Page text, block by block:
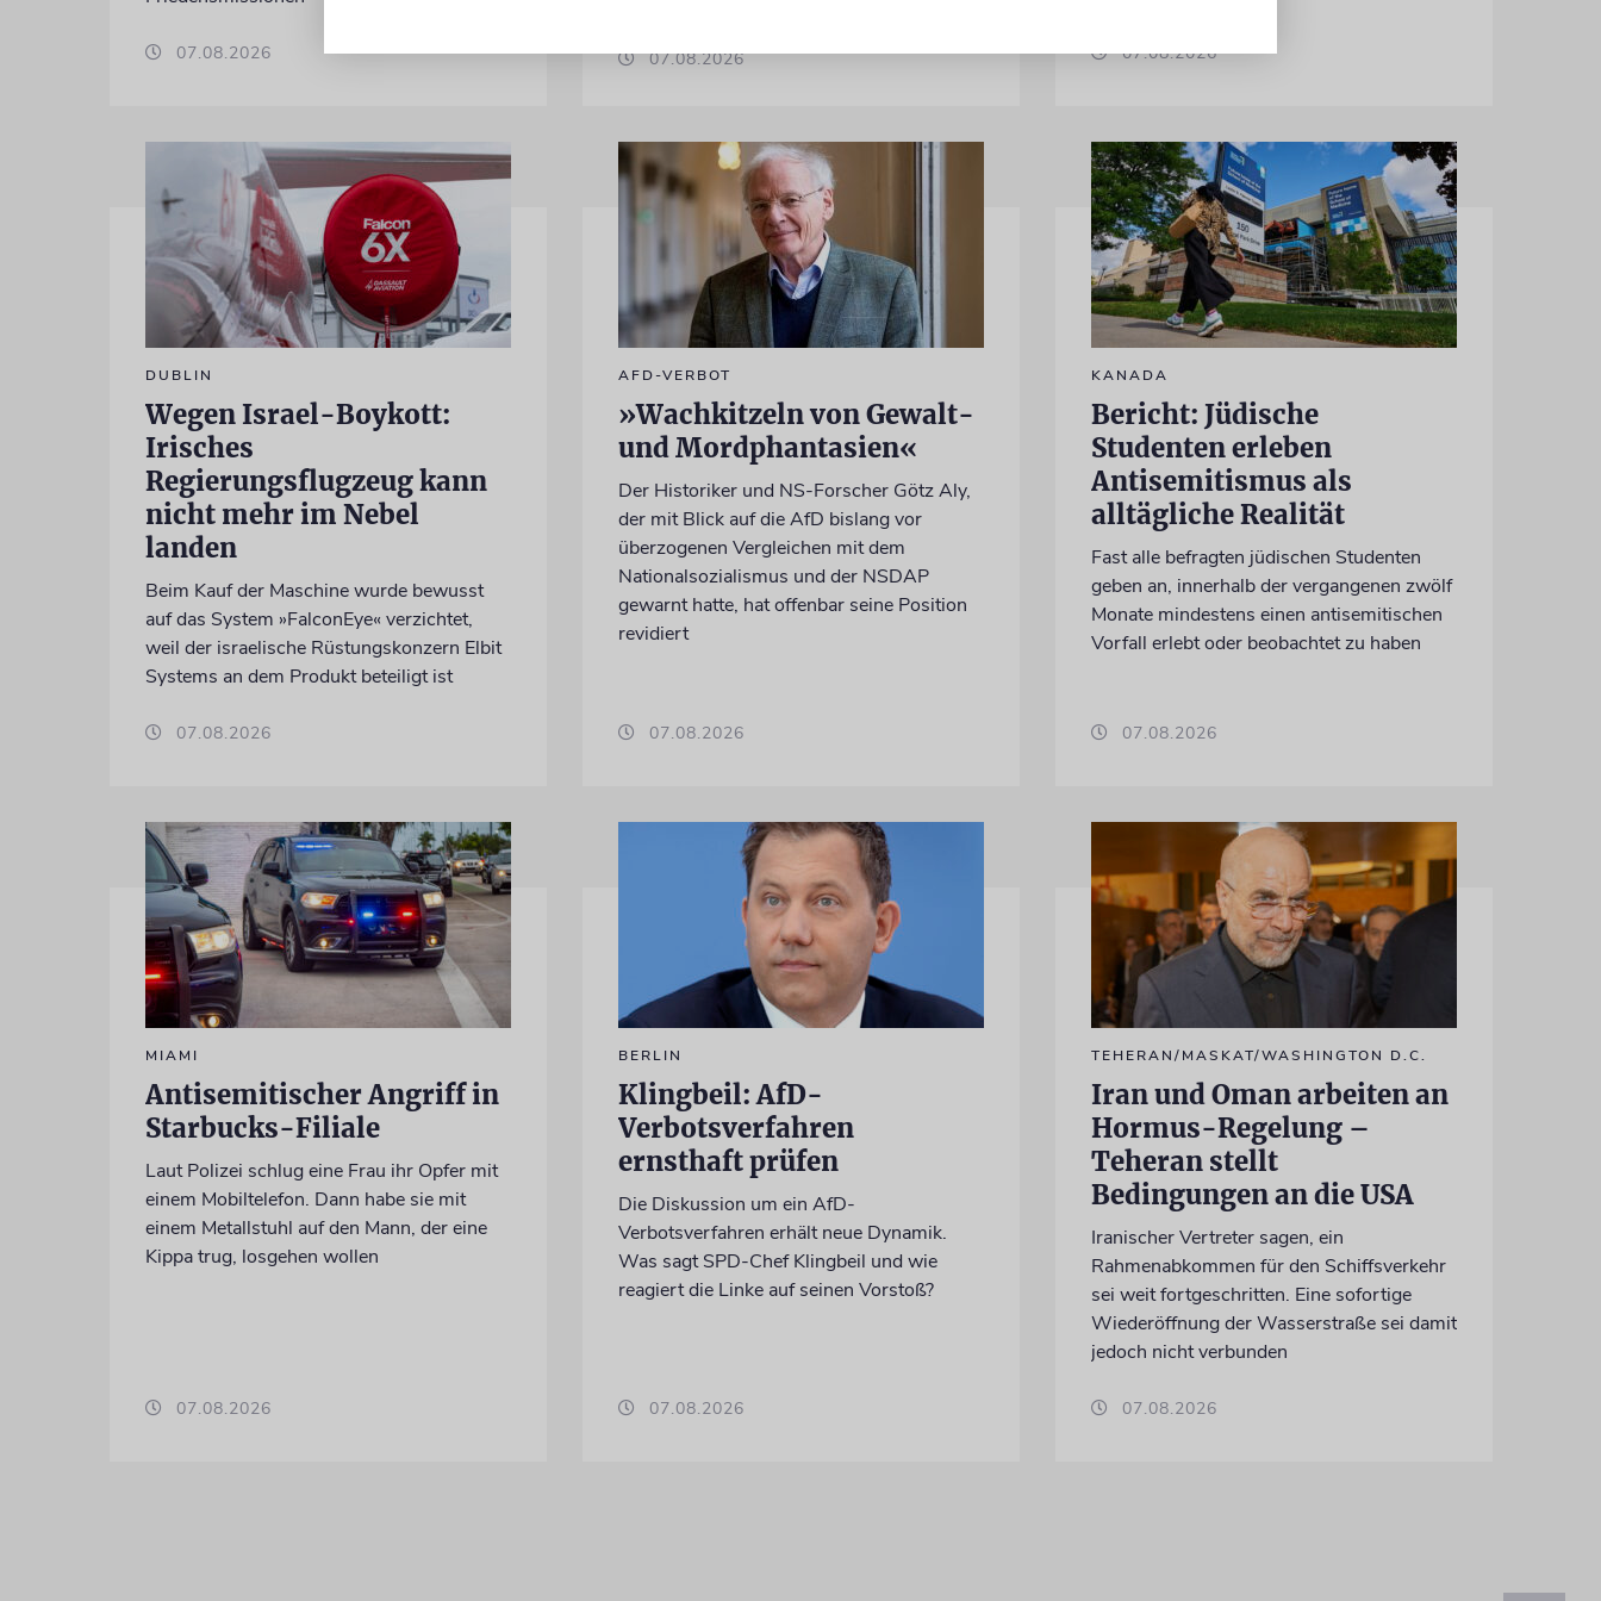
07.08.2026
07.08.2026
07.08.2026
DUBLIN
Wegen Israel-Boykott:
Irisches
Regierungsflugzeug kann
nicht mehr im Nebel
landen
Beim Kauf der Maschine wurde bewusst
auf das System »FalconEye« verzichtet,
weil der israelische Rüstungskonzern Elbit
Systems an dem Produkt beteiligt ist
07.08.2026
AFD-VERBOT
»Wachkitzeln von Gewalt-
und Mordphantasien«
Der Historiker und NS-Forscher Götz Aly,
der mit Blick auf die AfD bislang vor
überzogenen Vergleichen mit dem
Nationalsozialismus und der NSDAP
gewarnt hatte, hat offenbar seine Position
revidiert
07.08.2026
KANADA
Bericht: Jüdische
Studenten erleben
Antisemitismus als
alltägliche Realität
Fast alle befragten jüdischen Studenten
geben an, innerhalb der vergangenen zwölf
Monate mindestens einen antisemitischen
Vorfall erlebt oder beobachtet zu haben
07.08.2026
MIAMI
Antisemitischer Angriff in
Starbucks-Filiale
Laut Polizei schlug eine Frau ihr Opfer mit
einem Mobiltelefon. Dann habe sie mit
einem Metallstuhl auf den Mann, der eine
Kippa trug, losgehen wollen
07.08.2026
BERLIN
Klingbeil: AfD-
Verbotsverfahren
ernsthaft prüfen
Die Diskussion um ein AfD-
Verbotsverfahren erhält neue Dynamik.
Was sagt SPD-Chef Klingbeil und wie
reagiert die Linke auf seinen Vorstoß?
07.08.2026
TEHERAN/MASKAT/WASHINGTON D.C.
Iran und Oman arbeiten an
Hormus-Regelung –
Teheran stellt
Bedingungen an die USA
Iranischer Vertreter sagen, ein
Rahmenabkommen für den Schiffsverkehr
sei weit fortgeschritten. Eine sofortige
Wiederöffnung der Wasserstraße sei damit
jedoch nicht verbunden
07.08.2026